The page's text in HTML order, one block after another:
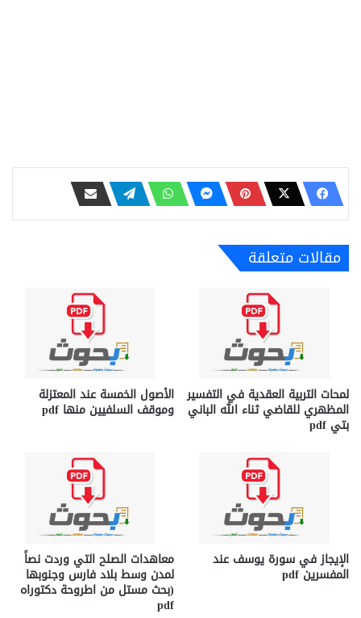
مقالات متعلقة
لمحات التربية العقدية في التفسير
المظهري للقاضي ثناء الله الباني
بتي pdf
الأصول الخمسة عند المعتزلة
وموقف السلفيين منها pdf
الإيجاز في سورة يوسف عند
المفسرين pdf
معاهدات الصلح التي وردت نصاً
لمدن وسط بلاد فارس وجنوبها
(بحث مستل من اطروحة دكتوراه
pdf